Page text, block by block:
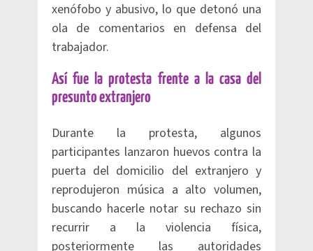
xenófobo y abusivo, lo que detonó una
ola de comentarios en defensa del
trabajador.
Así fue la protesta frente a la casa del
presunto extranjero
Durante la protesta, algunos
participantes lanzaron huevos contra la
puerta del domicilio del extranjero y
reprodujeron música a alto volumen,
buscando hacerle notar su rechazo sin
recurrir a la violencia física,
posteriormente las autoridades